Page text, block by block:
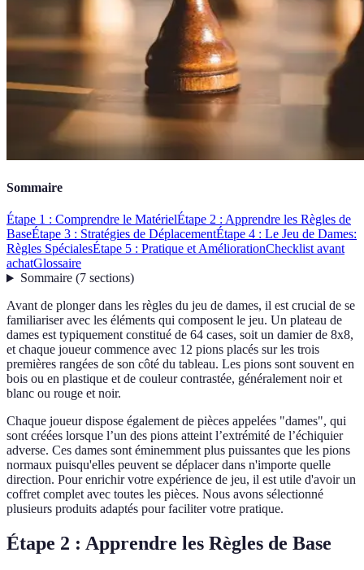
Sommaire
Étape 1 : Comprendre le MatérielÉtape 2 : Apprendre les Règles de
BaseÉtape 3 : Stratégies de DéplacementÉtape 4 : Le Jeu de Dames:
Règles SpécialesÉtape 5 : Pratique et AméliorationChecklist avant
achatGlossaire
Sommaire(7 sections)
Avant de plonger dans les règles du jeu de dames, il est crucial de se
familiariser avec les éléments qui composent le jeu. Un plateau de
dames est typiquement constitué de 64 cases, soit un damier de 8x8,
et chaque joueur commence avec 12 pions placés sur les trois
premières rangées de son côté du tableau. Les pions sont souvent en
bois ou en plastique et de couleur contrastée, généralement noir et
blanc ou rouge et noir.
Chaque joueur dispose également de pièces appelées "dames", qui
sont créées lorsque l’un des pions atteint l’extrémité de l’échiquier
adverse. Ces dames sont éminemment plus puissantes que les pions
normaux puisqu'elles peuvent se déplacer dans n'importe quelle
direction. Pour enrichir votre expérience de jeu, il est utile d'avoir un
coffret complet avec toutes les pièces. Nous avons sélectionné
plusieurs produits adaptés pour faciliter votre pratique.
Étape 2 : Apprendre les Règles de Base